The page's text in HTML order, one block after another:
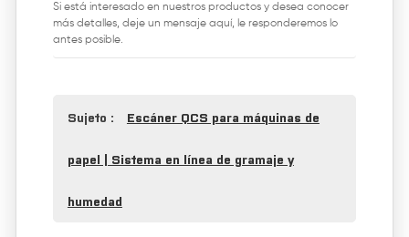
Si está interesado en nuestros productos y desea conocer
más detalles, deje un mensaje aquí, le responderemos lo
antes posible.
Sujeto : Escáner QCS para máquinas de
papel | Sistema en línea de gramaje y
humedad